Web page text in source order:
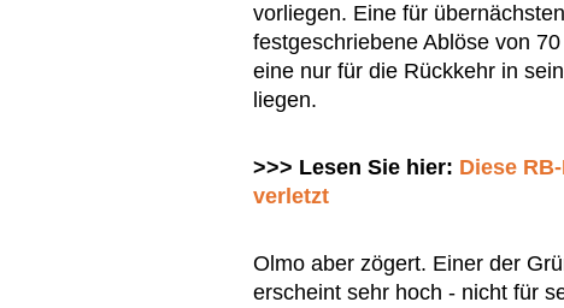
vorliegen. Eine für
festgeschriebene Ablöse von
eine nur für die Rückkehr in
liegen.
>>> Lesen Sie hier: Diese
verletzt
Olmo aber zögert. Einer der
erscheint sehr hoch - nicht für